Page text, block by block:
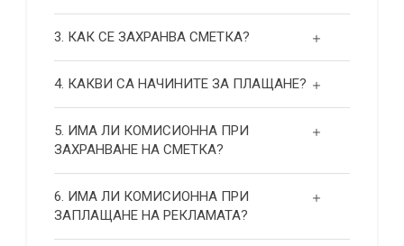
3. КАК СЕ ЗАХРАНВА СМЕТКА?
4. КАКВИ СА НАЧИНИТЕ ЗА ПЛАЩАНЕ?
5. ИМА ЛИ КОМИСИОННА ПРИ
ЗАХРАНВАНЕ НА СМЕТКА?
6. ИМА ЛИ КОМИСИОННА ПРИ
ЗАПЛАЩАНЕ НА РЕКЛАМАТА?